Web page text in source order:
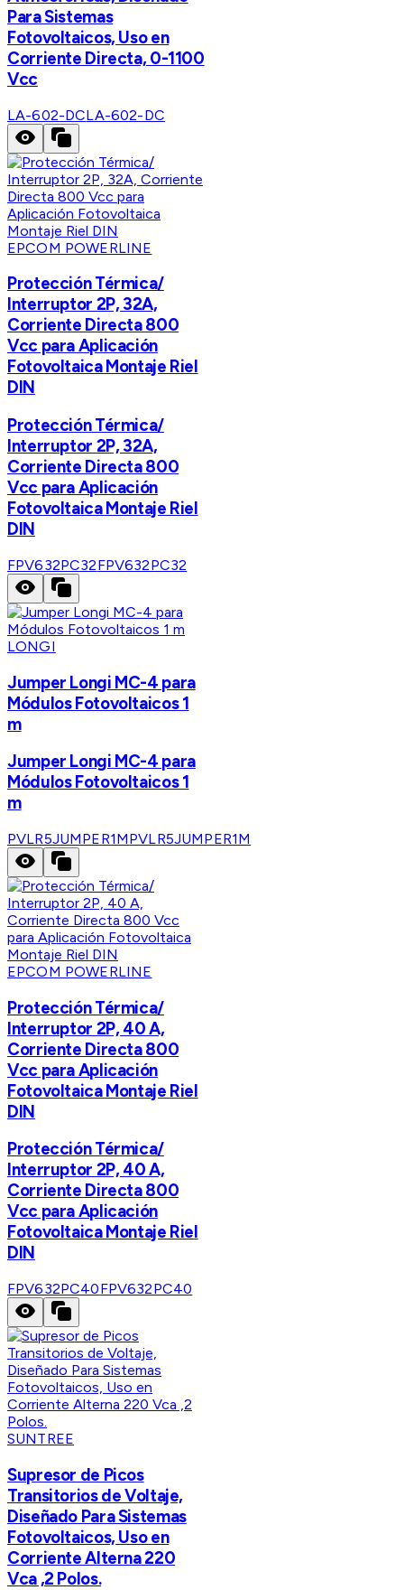
Para Sistemas
Fotovoltaicos, Uso en
Corriente Directa, 0-1100
Vcc
LA-602-DCLA-602-DC
EPCOM POWERLINE
Protección Térmica/
Interruptor 2P, 32A,
Corriente Directa 800
Vcc para Aplicación
Fotovoltaica Montaje Riel
DIN
Protección Térmica/
Interruptor 2P, 32A,
Corriente Directa 800
Vcc para Aplicación
Fotovoltaica Montaje Riel
DIN
FPV632PC32FPV632PC32
LONGI
Jumper Longi MC-4 para
Módulos Fotovoltaicos 1
m
Jumper Longi MC-4 para
Módulos Fotovoltaicos 1
m
PVLR5JUMPER1MPVLR5JUMPER1M
EPCOM POWERLINE
Protección Térmica/
Interruptor 2P, 40 A,
Corriente Directa 800
Vcc para Aplicación
Fotovoltaica Montaje Riel
DIN
Protección Térmica/
Interruptor 2P, 40 A,
Corriente Directa 800
Vcc para Aplicación
Fotovoltaica Montaje Riel
DIN
FPV632PC40FPV632PC40
SUNTREE
Supresor de Picos
Transitorios de Voltaje,
Diseñado Para Sistemas
Fotovoltaicos, Uso en
Corriente Alterna 220
Vca ,2 Polos.